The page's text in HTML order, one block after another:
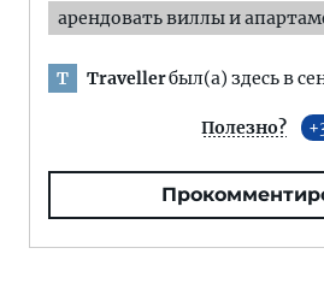
арендовать виллы и
T Travellerбыл(а) здесь в
Полезно?